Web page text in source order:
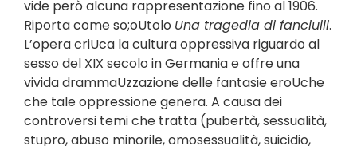
vide però alcuna rappresentazione fino al 1906.
Riporta come so;oUtolo Una tragedia di fanciulli.
L’opera criUca la cultura oppressiva riguardo al
sesso del XIX secolo in Germania e offre una
vivida drammaUzzazione delle fantasie eroUche
che tale oppressione genera. A causa dei
controversi temi che tratta (pubertà, sessualità,
stupro, abuso minorile, omosessualità, suicidio,